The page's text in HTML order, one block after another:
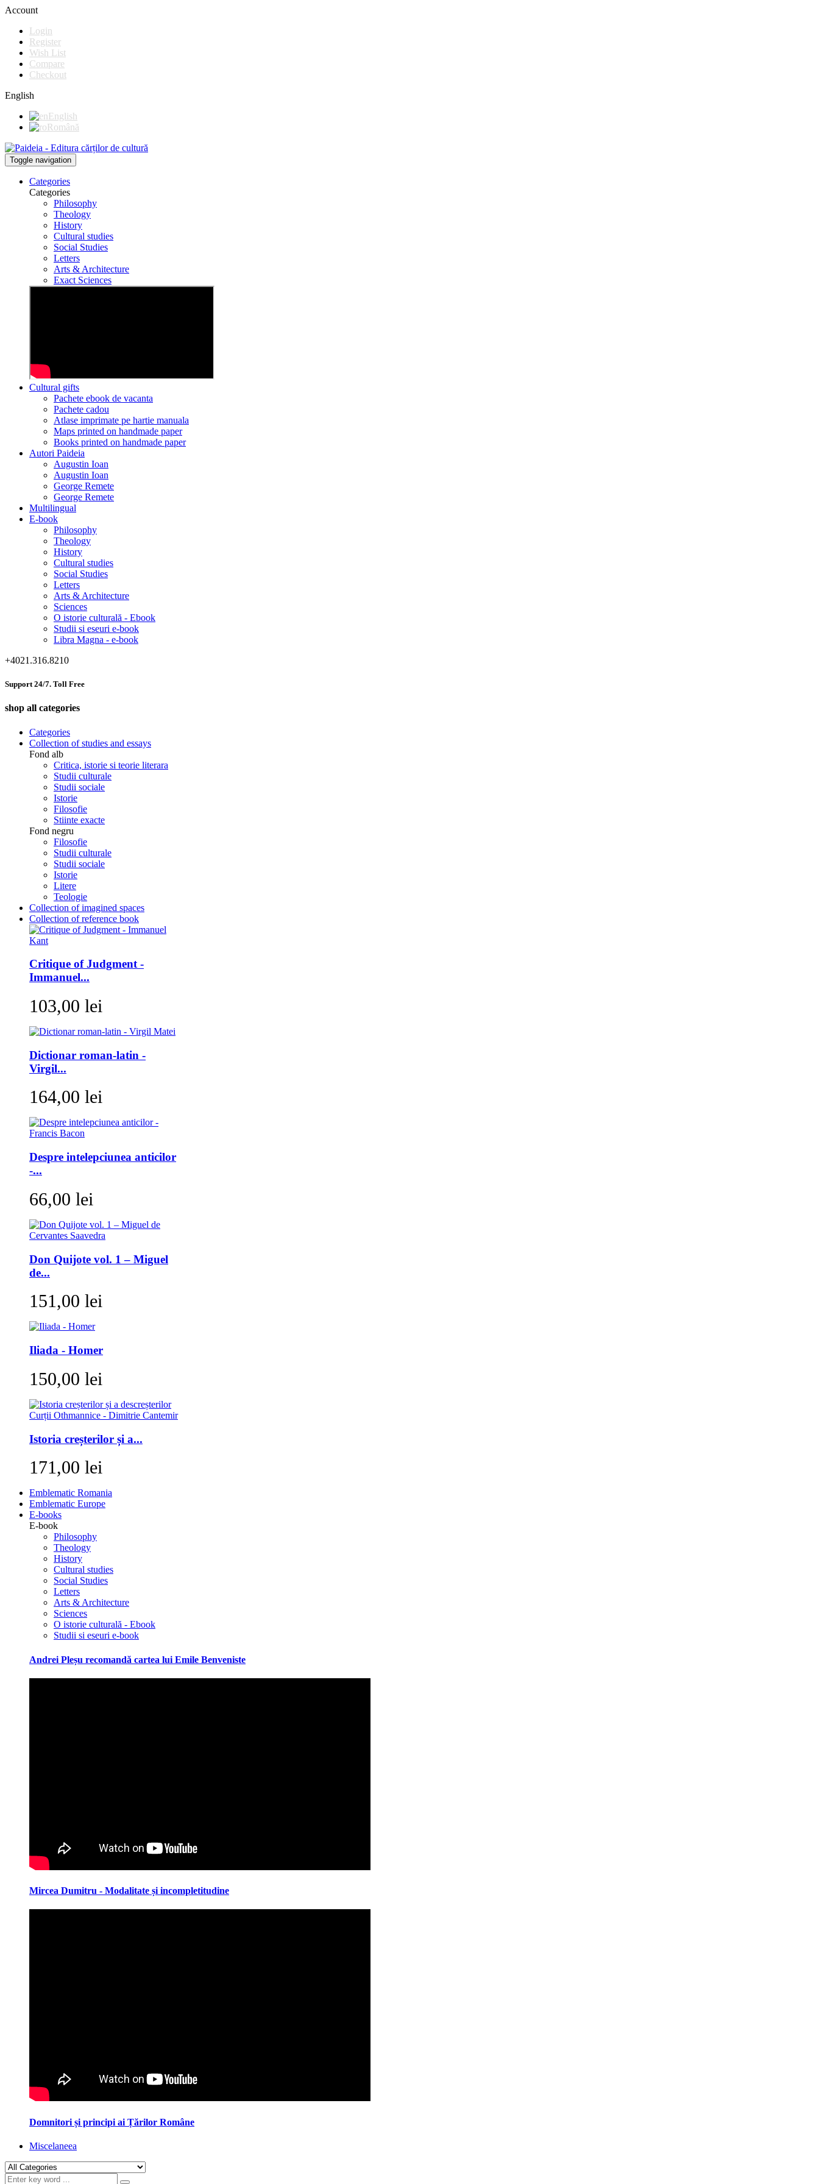
Account
Login
Register
Wish List
Compare
Checkout
English
English
Română
Toggle navigation
Categories
Categories
Philosophy
Theology
History
Cultural studies
Social Studies
Letters
Arts & Architecture
Exact Sciences
Cultural gifts
Pachete ebook de vacanta
Pachete cadou
Atlase imprimate pe hartie manuala
Maps printed on handmade paper
Books printed on handmade paper
Autori Paideia
Augustin Ioan
Augustin Ioan
George Remete
George Remete
Multilingual
E-book
Philosophy
Theology
History
Cultural studies
Social Studies
Letters
Arts & Architecture
Sciences
O istorie culturală - Ebook
Studii si eseuri e-book
Libra Magna - e-book
+4021.316.8210
Support 24/7. Toll Free
shop all categories
Categories
Collection of studies and essays
Fond alb
Critica, istorie si teorie literara
Studii culturale
Studii sociale
Istorie
Filosofie
Stiinte exacte
Fond negru
Filosofie
Studii culturale
Studii sociale
Istorie
Litere
Teologie
Collection of imagined spaces
Collection of reference book
Critique of Judgment -
Immanuel...
103,00 lei
Dictionar roman-latin -
Virgil...
164,00 lei
Despre intelepciunea anticilor
-...
66,00 lei
Don Quijote vol. 1 – Miguel
de...
151,00 lei
Iliada - Homer
150,00 lei
Istoria creșterilor și a...
171,00 lei
Emblematic Romania
Emblematic Europe
E-books
E-book
Philosophy
Theology
History
Cultural studies
Social Studies
Letters
Arts & Architecture
Sciences
O istorie culturală - Ebook
Studii si eseuri e-book
Andrei Pleșu recomandă cartea lui Emile Benveniste
Mircea Dumitru - Modalitate și incompletitudine
Domnitori și principi ai Țărilor Române
Miscelaneea